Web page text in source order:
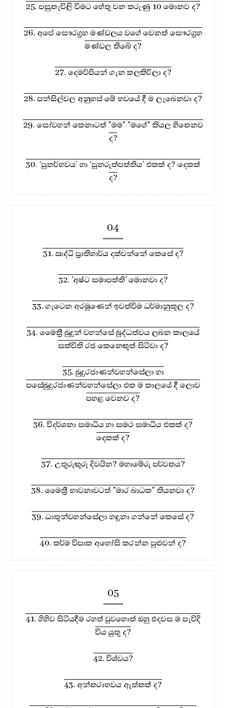
25. පසුතැවිලි වීමට හේතු වන කරුණු 10 මොනව ද?
26. අපේ සෞරග්‍රහ මණ්ඩලය වගේ වෙනත් සෞරග්‍රහ
මණ්ඩල තිබේ ද?
27. දෙමව්පියන් ගැන කලකිරිලා ද?
28. පන්සිල්වල අනුහස් මේ භවයේ දී ම ලැබෙනවා ද?
29. සෝවහන් කෙනාටත් "මම" "මගේ" කියල හිතෙනව
ද?
30. ‘පුනර්භවය’ හා ‘පුනරුත්පත්තිය’ එකක් ද? දෙකක්
ද?
04
31. ඍද්ධි ප්‍රාතිහාර්ය දක්වන්නේ කෙසේ ද?
32. 'අෂ්ට සමාපත්ති' මොනවා ද?
33. ගැටෙන අරමුණෙන් ඉවත්වීම ධර්මානුකූල ද?
34. මෛත්‍රී බුදුන් වහන්සේ බුද්ධත්වය ලබන කාලයේ
සක්විති රජ කෙනෙකුත් සිටිවා ද?
35. බුදුරජාණන්වහන්සේලා හා
පසේබුදුරජාණන්වහන්සේලා එක ම කාලයේ දී ලොව
පහළ වෙනව ද?
36. විදර්ශනා සමාධිය හා සමථ සමාධිය එකක් ද?
දෙකක් ද?
37. උතුරුකුරු දිවයින? මහාමේරු පර්වතය?
38. මෛත්‍රී භාවනාවටත් "මාර බාධක" තියනවා ද?
39. ධාතූන්වහන්සේලා හඳුනා ගන්නේ කෙසේ ද?
40. කර්ම විපාක අහෝසි කරන්න පුළුවන් ද?
05
41. ගිහිව සිටියදීම රහත් වුවහොත් ඔහු එදවස ම පැවිදි
විය යුතු ද?
42. විශ්වය?
43. අන්තරාභවය ඇත්තක් ද?